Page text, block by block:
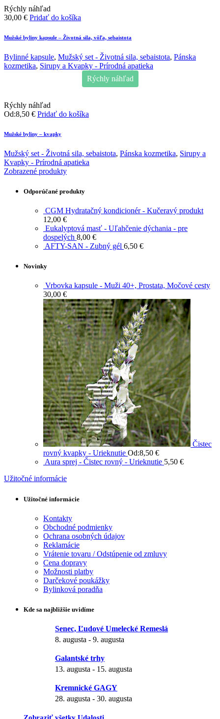
Rýchly náhľad
30,00 € Pridať do košíka
Mužské byliny kapsule – Životná sila, vôľa, sebaistota
Bylinné kapsule, Mužský set - Životná sila, sebaistota, Pánska
kozmetika, Sirupy a Kvapky - Prírodná apatieka
Rýchly náhľad
Rýchly náhľad
Od:8,50 € Pridať do košíka
Mužské byliny – kvapky
Mužský set - Životná sila, sebaistota, Pánska kozmetika, Sirupy a
Kvapky - Prírodná apatieka
Zobrazené produkty
Odporúčané produkty
CGM Hydratačný kondicionér - Kučeravý produkt
12,00 €
Eukalyptová masť - Uľahčenie dýchania - pre
dospelých 8,00 €
AFTY-SAN - Zubný gél 6,50 €
Novinky
Vrbovka kapsule - Muži 40+, Prostata, Močové cesty
30,00 €
Čistec
rovný kvapky - Urieknutie Od:8,50 €
Aura sprej - Čistec rovný - Urieknutie 5,50 €
Užitočné informácie
Užitočné informácie
Kontakty
Obchodné podmienky
Ochrana osobných údajov
Reklamácie
Vrátenie tovaru / Odstúpenie od zmluvy
Cena dopravy
Možnosti platby
Darčekové poukážky
Bylinková poradňa
Kde sa najbližšie uvidíme
Senec, Ľudové Umelecké Remeslá
8. augusta - 9. augusta
Galantské trhy
13. augusta - 15. augusta
Kremnické GAGY
28. augusta - 30. augusta